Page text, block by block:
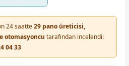
24 saatte29 pano üreticisi,
otomasyoncu tarafından incelendi:
04 33